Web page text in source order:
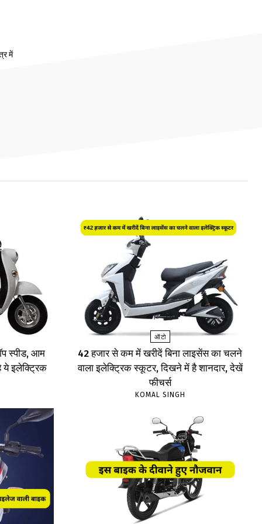
में
स्पीड, आम
इलेक्ट्रिक
ऑटो
₹42 हजार से कम में खरीदें बिना लाइसेंस का चलने
वाला इलेक्ट्रिक स्कूटर, दिखने में है शानदार, देखें
फीचर्स
KOMAL SINGH